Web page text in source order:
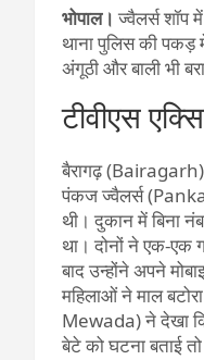
भोपाल। ज्वैलर्स शॉप
थाना पुलिस की पकड़
अंगूठी और बाली भी
टीवीएस
बैरागढ़ (Bairagarh)
पंकज ज्वैलर्स
थी। दुकान में बिना
था। दोनों ने एक-एक
बाद उन्होंने अपने
महिलाओं ने माल
Mewada) ने देखा
बेटे को घटना बताई